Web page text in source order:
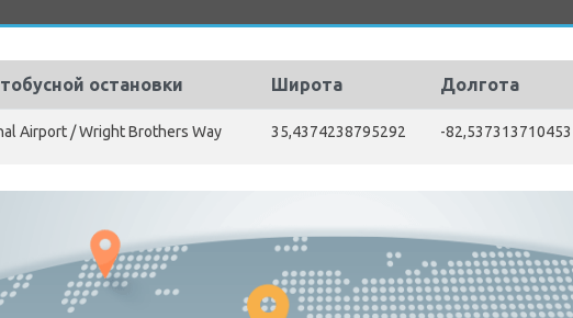
остановки Широта Долгота
Airport / Wright Brothers Way 35,4374238795292 -82,537313710453